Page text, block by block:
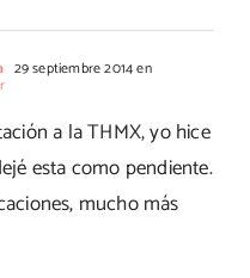
29 septiembre 2014 en
a la THMX, yo hice
esta como pendiente.
mucho más